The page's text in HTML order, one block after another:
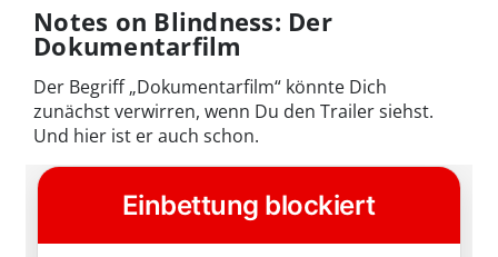
Notes on Blindness: Der
Dokumentarfilm
Der Begriff „Dokumentarfilm“ könnte Dich
zunächst verwirren, wenn Du den Trailer siehst.
Und hier ist er auch schon.